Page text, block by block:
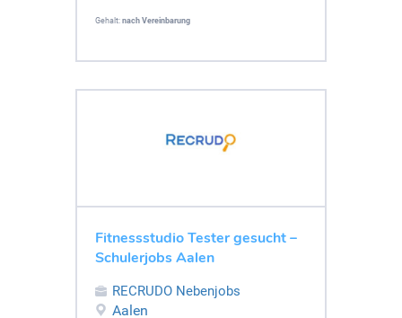
Gehalt: nach Vereinbarung
Fitnessstudio Tester gesucht –
Schulerjobs Aalen
RECRUDO Nebenjobs
Aalen